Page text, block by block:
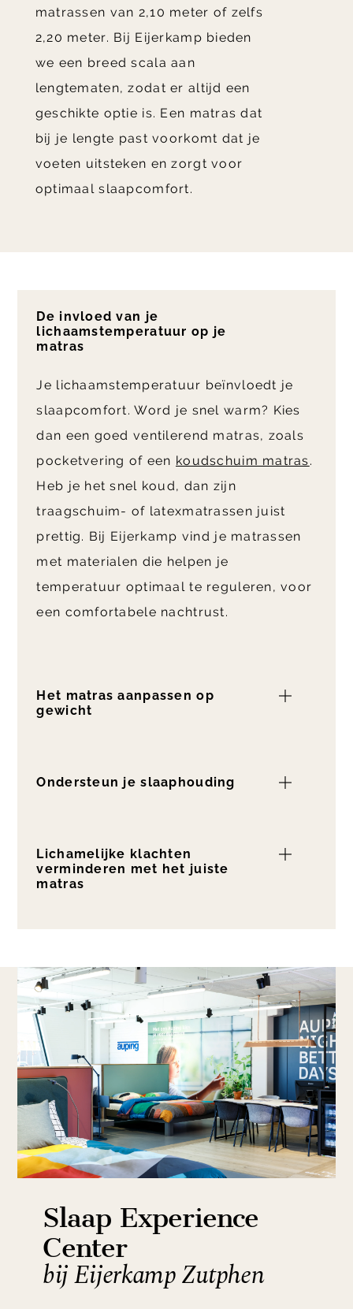
matrassen van 2,10 meter of zelfs
2,20 meter. Bij Eijerkamp bieden
we een breed scala aan
lengtematen, zodat er altijd een
geschikte optie is. Een matras dat
bij je lengte past voorkomt dat je
voeten uitsteken en zorgt voor
optimaal slaapcomfort.
De invloed van je
lichaamstemperatuur op je
matras
Je lichaamstemperatuur beïnvloedt je
slaapcomfort. Word je snel warm? Kies
dan een goed ventilerend matras, zoals
pocketvering of een koudschuim matras.
Heb je het snel koud, dan zijn
traagschuim- of latexmatrassen juist
prettig. Bij Eijerkamp vind je matrassen
met materialen die helpen je
temperatuur optimaal te reguleren, voor
een comfortabele nachtrust.
Het matras aanpassen op
gewicht
Ondersteun je slaaphouding
Lichamelijke klachten
verminderen met het juiste
matras
Slaap Experience
Center
bij Eijerkamp Zutphen